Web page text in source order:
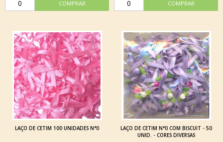
LAÇO DE CETIM 100 UNIDADES N°0
LAÇO DE CETIM N°0 COM BISCUIT - 50
UNID. - CORES DIVERSAS